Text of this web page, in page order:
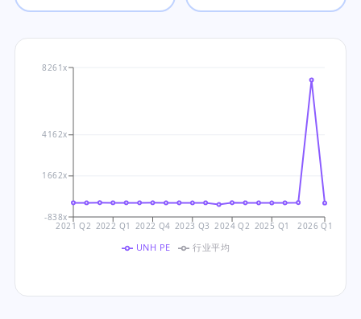
2021 Q2 2022 Q1 2022 Q4 2023 Q3 2024 Q2 2025 Q1 2026 Q1
-838x
1662x
4162x
8261x
UNH PE 行业平均